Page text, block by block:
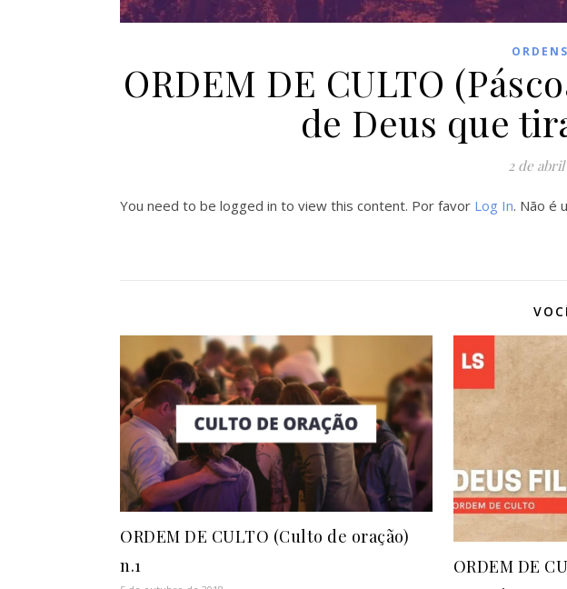
ORDEM DE CULTO
de Deus que
2 de abril
You need to be logged in to view this content. Por favor Log In. Não é
ORDEM DE CULTO (Culto de oração)
n.1
ORDEM DE